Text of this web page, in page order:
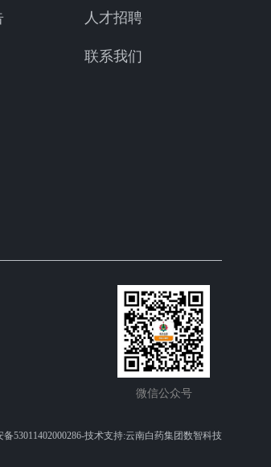
人才招聘
联系我们
微信公众号
53011402000286-技术支持:云南白药集团数智科技